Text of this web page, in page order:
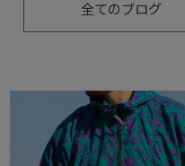
全てのブログ